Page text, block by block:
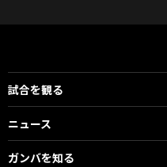
試合を観る
ニュース
ガンバを知る